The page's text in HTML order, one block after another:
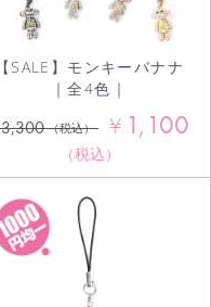
【SALE】モンキーバナナ
｜全4色｜
3,300 （税込） ¥ 1,100
（税込）